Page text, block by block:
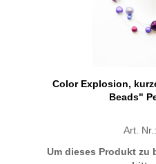
Color Explosion,
Beads"
Art.
Um dieses Produkt zu